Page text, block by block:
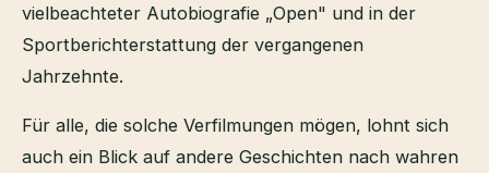
vielbeachteter Autobiografie „Open" und in der
Sportberichterstattung der vergangenen
Jahrzehnte.
Für alle, die solche Verfilmungen mögen, lohnt sich
auch ein Blick auf andere Geschichten nach wahren